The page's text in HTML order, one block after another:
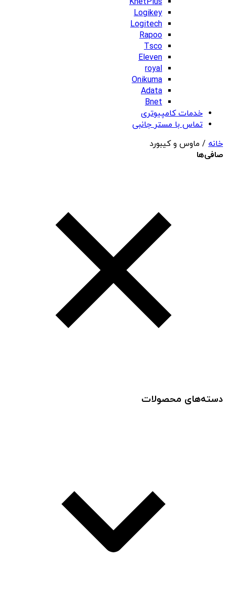
Logikey
Logitech
Rapoo
Tsco
Eleven
royal
Onikuma
Adata
Bnet
خدمات کامپیوتری
تماس با مستر جانبی
خانه / ماوس و کیبورد
صافی‌ها
دسته‌های محصولات